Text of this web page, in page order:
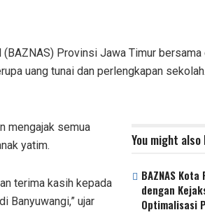
Provinsi Jawa Timur
uang tunai dan perlengkapan
You might also
BAZNAS
dengan
Optimalisasi
mengajak semua
yatim.
terima kasih kepada
Banyuwangi,” ujar